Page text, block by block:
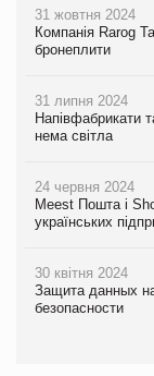
31 жовтня 2024
Компанія Rarog
бронеплити
31 липня 2024
Напівфабрикати
нема світла
24 червня 2024
Meest Пошта і
українських
30 квітня 2024
Защита данных
безопасности